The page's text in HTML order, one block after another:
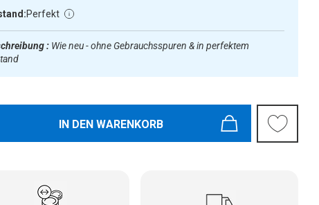
Perfekt
: Wie neu - ohne Gebrauchsspuren & in perfektem
IN DEN WARENKORB